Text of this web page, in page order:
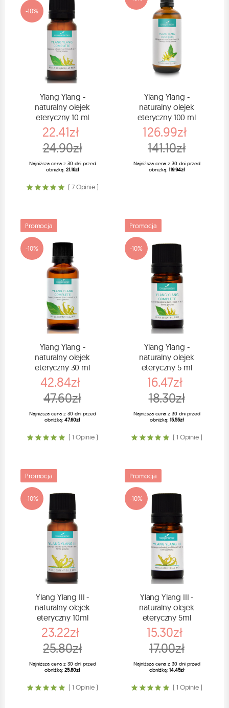
-10%
Ylang Ylang -
naturalny olejek
eteryczny 10 ml
22.41zł
24.90zł
Najniższa cena z 30 dni przed
obniżką: 21.16zł
( 7 Opinie )
Ylang Ylang -
naturalny olejek
eteryczny 100 ml
126.99zł
141.10zł
Najniższa cena z 30 dni przed
obniżką: 119.94zł
Promocja
-10%
Ylang Ylang -
naturalny olejek
eteryczny 30 ml
42.84zł
47.60zł
Najniższa cena z 30 dni przed
obniżką: 47.60zł
( 1 Opinie )
Promocja
-10%
Ylang Ylang -
naturalny olejek
eteryczny 5 ml
16.47zł
18.30zł
Najniższa cena z 30 dni przed
obniżką: 15.55zł
( 1 Opinie )
Promocja
-10%
Ylang Ylang III -
naturalny olejek
eteryczny 10ml
23.22zł
25.80zł
Najniższa cena z 30 dni przed
obniżką: 25.80zł
( 1 Opinie )
Promocja
-10%
Ylang Ylang III -
naturalny olejek
eteryczny 5ml
15.30zł
17.00zł
Najniższa cena z 30 dni przed
obniżką: 14.45zł
( 1 Opinie )